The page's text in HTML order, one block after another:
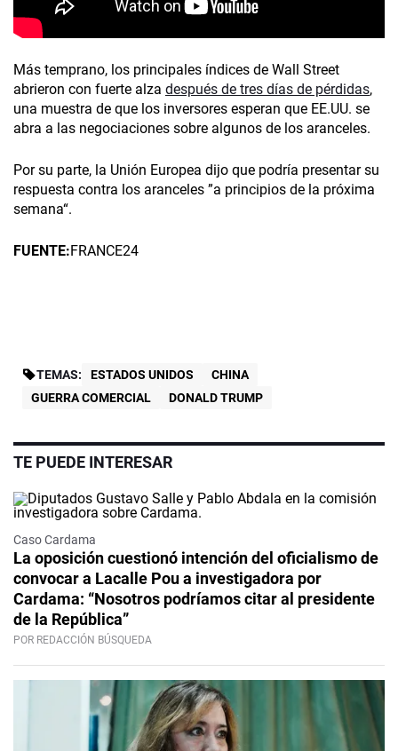
Más temprano, los principales índices de Wall Street
abrieron con fuerte alza después de tres días de pérdidas,
una muestra de que los inversores esperan que EE.UU. se
abra a las negociaciones sobre algunos de los aranceles.
Por su parte, la Unión Europea dijo que podría presentar su
respuesta contra los aranceles ”a principios de la próxima
semana“.
FUENTE:FRANCE24
TEMAS: ESTADOS UNIDOS
CHINA
GUERRA COMERCIAL
DONALD TRUMP
TE PUEDE INTERESAR
Caso Cardama
La oposición cuestionó intención del oficialismo de
convocar a Lacalle Pou a investigadora por
Cardama: “Nosotros podríamos citar al presidente
de la República”
POR REDACCIÓN BÚSQUEDA